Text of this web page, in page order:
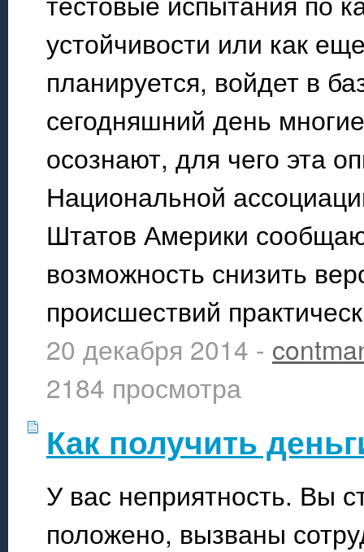
устойчивости или как
планируется, войдет в
сегодняшний день
осознают, для чего эта
Национальной
Штатов Америки
возможность снизить
происшествий
20 декабря 2014 -
2184 просмотра
Как получить
У вас неприятность. Вы
положено, вызваны